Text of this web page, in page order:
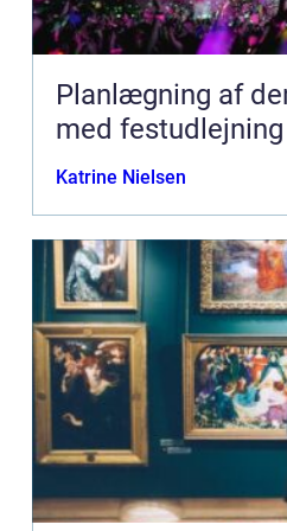
Planlægning af
med festudlejning
Katrine Nielsen